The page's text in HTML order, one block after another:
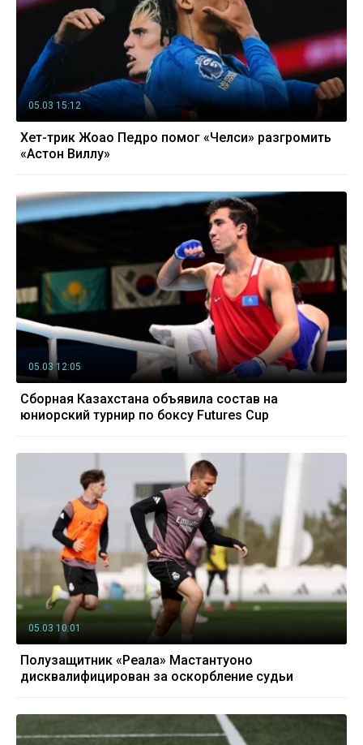
05.03 15:12
Хет-трик Жоао Педро помог «Челси» разгромить
«Астон Виллу»
05.03 12:05
Сборная Казахстана объявила состав на
юниорский турнир по боксу Futures Cup
05.03 10:01
Полузащитник «Реала» Мастантуоно
дисквалифицирован за оскорбление судьи